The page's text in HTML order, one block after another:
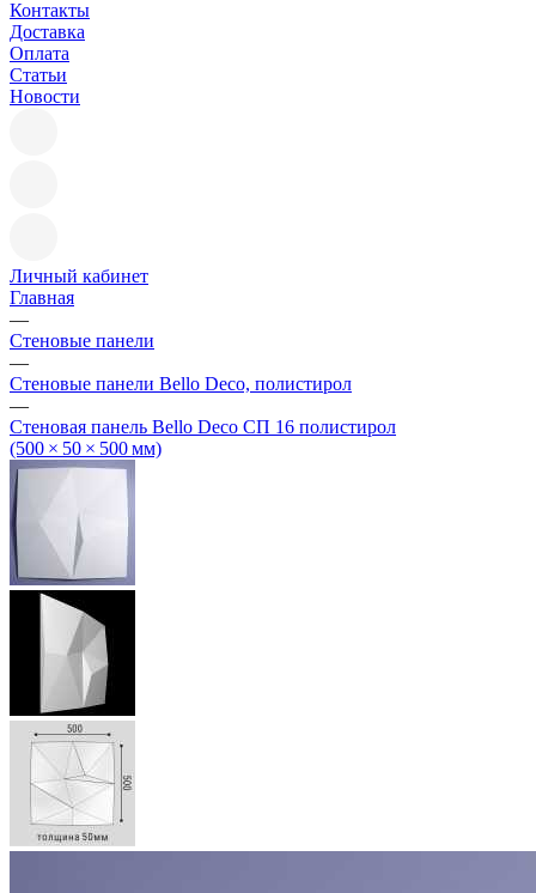
Контакты
Доставка
Оплата
Статьи
Новости
Личный кабинет
Главная
—
Стеновые панели
—
Стеновые панели Bello Deco, полистирол
—
Стеновая панель Bello Deco СП 16 полистирол
(500 × 50 × 500 мм)